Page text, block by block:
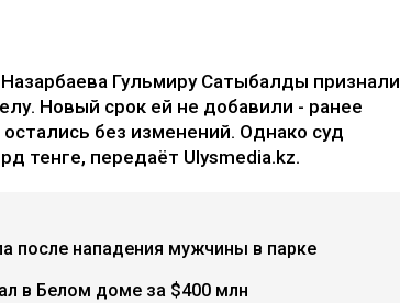
Гульмиру Сатыбалды признали
Новый срок ей не добавили - ранее
без изменений. Однако суд
тенге, передаёт Ulysmedia.kz.
после нападения мужчины в парке
в Белом доме за $400 млн